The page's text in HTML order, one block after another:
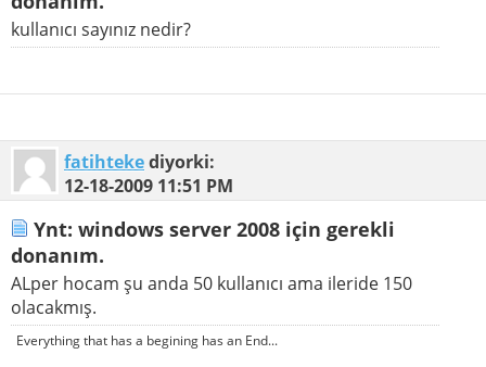
kullanıcı sayınız nedir?
fatihtekediyorki:
12-18-2009 11:51 PM
Ynt: windows server 2008 için gerekli
donanım.
ALper hocam şu anda 50 kullanıcı ama ileride 150
olacakmış.
Everything that has a begining has an End...